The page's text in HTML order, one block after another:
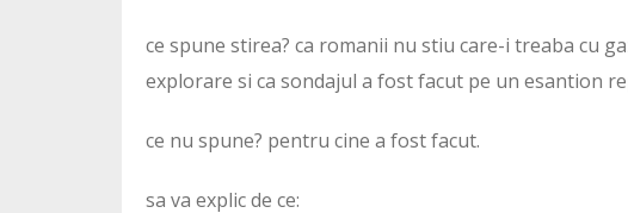
ce spune stirea? ca romanii nu stiu care-i treaba cu
explorare si ca sondajul a fost facut pe un esantion
ce nu spune? pentru cine a fost facut.
sa va explic de ce: